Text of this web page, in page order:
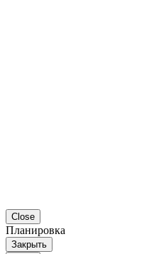
Close
Планировка
Закрыть